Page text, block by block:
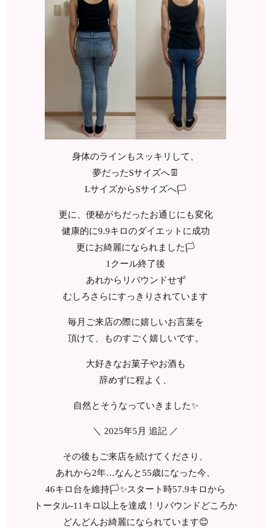
身体のラインもスッキリして、
夢だったSサイズへ👖
LサイズからSサイズへ🏳
更に、便秘がちだったお通じにも変化
健康的に9.9キロのダイエットに成功
更にお綺麗になられました🏳
1クール終了後
あれからリバウンドせず
むしろさらにすっきりされています
毎月ご来店の際に嬉しいお言葉を
頂けて、ものすごく嬉しいです。
大好きなお菓子やお酒も
辞めずに程よく、
自然とそうなっていきました✨
＼ 2025年5月 追記 ／
その後もご来店を続けてくださり、
あれから2年…なんと55歳になった今、
46キロ台を維持🏳✨スタート時57.9キロから
トータル-11キロ以上を達成！リバウンドどころか
どんどんお綺麗になられています😊